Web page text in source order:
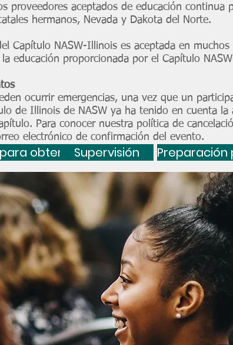
proveedores aceptados de educación
hermanos, Nevada y Dakota del Norte.
Capítulo NASW-Illinois es aceptada en
educación proporcionada por el Capítulo
ocurrir emergencias, una vez que un
de Illinois de NASW ya ha tenido en cuenta la
Para conocer nuestra política de
electrónico de confirmación del evento.
obtener la licencia
Supervisión Preparación